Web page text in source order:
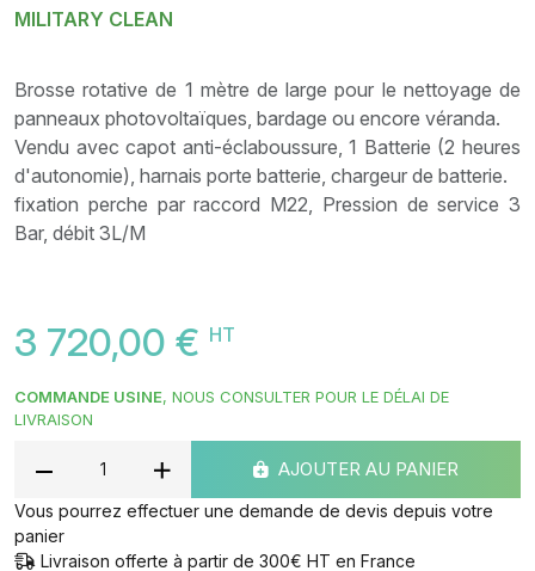
MILITARY CLEAN
Brosse rotative de 1 mètre de large pour le nettoyage de
panneaux photovoltaïques, bardage ou encore véranda.
Vendu avec capot anti-éclaboussure, 1 Batterie (2 heures
d'autonomie), harnais porte batterie, chargeur de batterie.
fixation perche par raccord M22, Pression de service 3
Bar, débit 3L/M
3 720,00 € HT
COMMANDE USINE, NOUS CONSULTER POUR LE DÉLAI DE
LIVRAISON
AJOUTER AU PANIER
Vous pourrez effectuer une demande de devis depuis votre
panier
Livraison offerte à partir de 300€ HT en France